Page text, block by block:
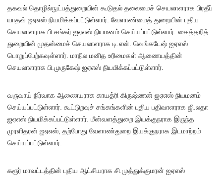
தகவல் தொழில்நுட்பத்துறையின் கூடுதல் தலைமைச் செயலாளராக பிரதீப்
யாதவ் ஐஏஎஸ் நியமிக்கப்பட்டுள்ளார். வேளாண்மைத் துறையின் புதிய
செயலாளராக பி.சங்கர் ஐஏஎஸ் நியமனம் செய்யப்பட்டுள்ளார். கைத்தறித்
துறையின் முதன்மைச் செயலாளராக டி.என். வெங்கடேஷ் ஐஏஎஸ்
பொறுப்பேற்கவுள்ளார். மாநில மனித உரிமைகள் ஆணையத்தின்
செயலாளராக பி.முருகேஷ் ஐஏஎஸ் நியமிக்கப்பட்டுள்ளார்.
வருவாய் நிர்வாக ஆணையராக காயத்ரி கிருஷ்ணன் ஐஏஎஸ் நியமனம்
செய்யப்பட்டுள்ளார். கூட்டுறவுச் சங்கங்களின் புதிய பதிவாளராக ஜி.லதா
ஐஏஎஸ் நியமிக்கப்பட்டுள்ளார். மீன்வளத்துறை இயக்குநராக இருந்த
முரளிதரன் ஐஏஎஸ், தற்போது வேளாண்துறை இயக்குநராக இடமாற்றம்
செய்யப்பட்டுள்ளார்.
கரூர் மாவட்டத்தின் புதிய ஆட்சியராக சி.முத்துக்குமரன் ஐஏஎஸ்